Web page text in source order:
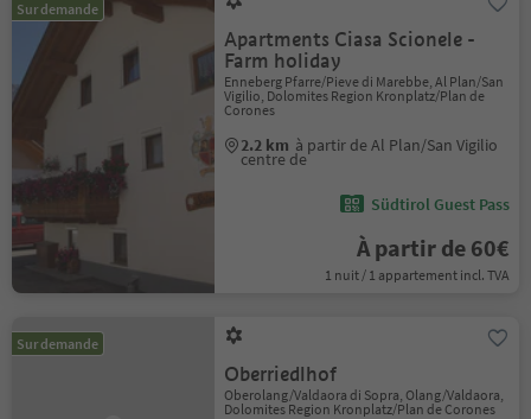
Sur demande
Apartments Ciasa Scionele -
Farm holiday
Enneberg Pfarre/Pieve di Marebbe, Al Plan/San
Vigilio, Dolomites Region Kronplatz/Plan de
Corones
2.2 km à partir de Al Plan/San Vigilio
centre de
Südtirol Guest Pass
À partir de 60€
1 nuit / 1 appartement incl. TVA
Sur demande
Oberriedlhof
Oberolang/Valdaora di Sopra, Olang/Valdaora,
Dolomites Region Kronplatz/Plan de Corones